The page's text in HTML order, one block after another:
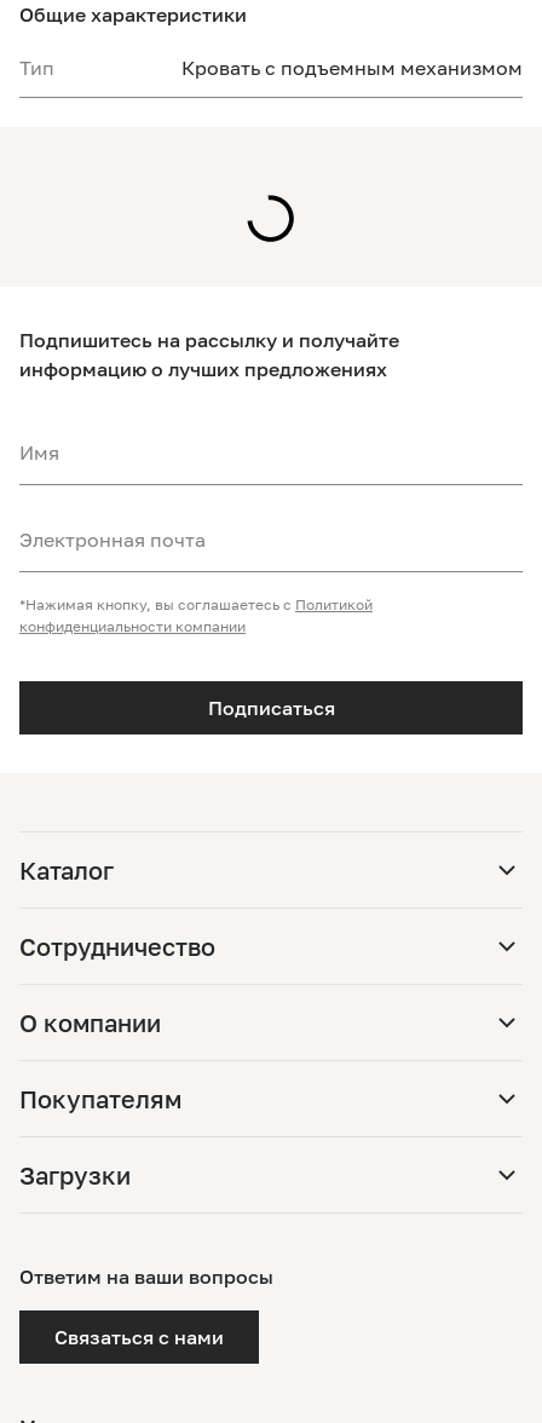
Общие характеристики
Тип Кровать с подъемным механизмом
Подпишитесь на рассылку и получайте
информацию о лучших предложениях
Имя
Электронная почта
Подписаться
*Нажимая кнопку, вы соглашаетесь с Политикой
конфиденциальности компании
Каталог
Сотрудничество
О компании
Покупателям
Загрузки
Ответим на ваши вопросы
Связаться с нами